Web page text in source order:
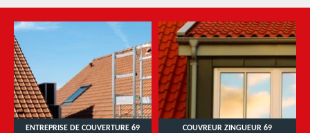
ENTREPRISE DE COUVERTURE 69 COUVREUR ZINGUEUR 69